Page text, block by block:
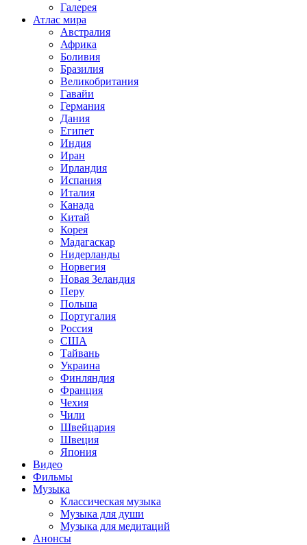
Галерея
Атлас мира
Австралия
Африка
Боливия
Бразилия
Великобритания
Гавайи
Германия
Дания
Египет
Индия
Иран
Ирландия
Испания
Италия
Канада
Китай
Корея
Мадагаскар
Нидерланды
Норвегия
Новая Зеландия
Перу
Польша
Португалия
Россия
США
Тайвань
Украина
Финляндия
Франция
Чехия
Чили
Швейцария
Швеция
Япония
Видео
Фильмы
Музыка
Классическая музыка
Музыка для души
Музыка для медитаций
Анонсы